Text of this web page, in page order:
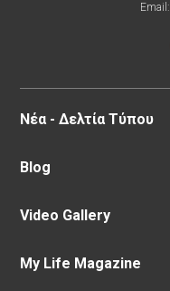
Email:
Νέα - Δελτία Τύπου
Blog
Video Gallery
My Life Magazine